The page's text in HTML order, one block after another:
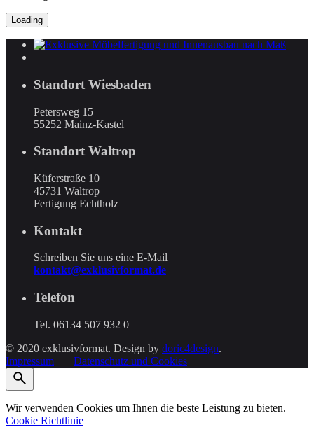
Loading
Standort Wiesbaden
Petersweg 15
55252 Mainz-Kastel
Standort Waltrop
Küferstraße 10
45731 Waltrop
Fertigung Echtholz
Kontakt
Schreiben Sie uns eine E-Mail
kontakt@exklusivformat.de
Telefon
Tel. 06134 507 932 0
© 2020 exklusivformat. Design by doric4design.
Impressum
Datenschutz und Cookies
Wir verwenden Cookies um Ihnen die beste Leistung zu bieten.
Cookie Richtlinie